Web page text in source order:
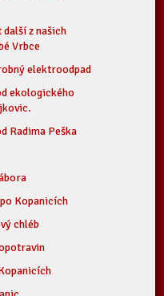
z našich
Vrbce
elektroodpad
ekologického
Radima Peška
Kopanicích
chléb